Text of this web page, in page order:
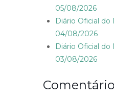
05/08/2026
Diário Oficial do
04/08/2026
Diário Oficial do
03/08/2026